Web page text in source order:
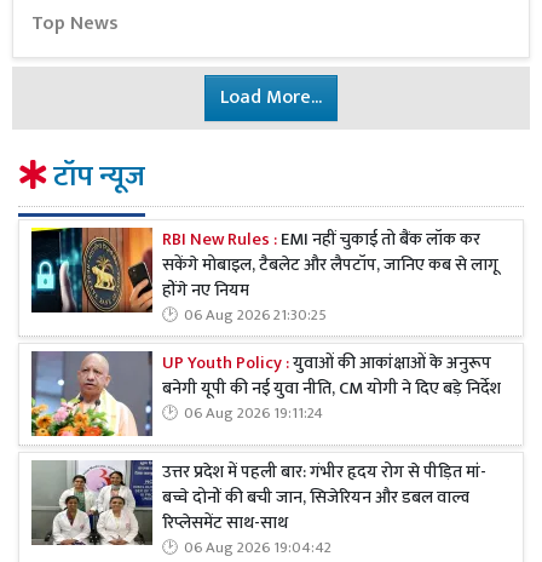
Top News
Load More...
टॉप न्यूज
RBI New Rules :EMI नहीं चुकाई तो बैंक लॉक कर
सकेंगे मोबाइल, टैबलेट और लैपटॉप, जानिए कब से लागू
होंगे नए नियम
06 Aug 2026 21:30:25
UP Youth Policy :युवाओं की आकांक्षाओं के अनुरूप
बनेगी यूपी की नई युवा नीति, CM योगी ने दिए बड़े निर्देश
06 Aug 2026 19:11:24
उत्तर प्रदेश में पहली बार: गंभीर हृदय रोग से पीड़ित मां-
बच्चे दोनों की बची जान, सिजेरियन और डबल वाल्व
रिप्लेसमेंट साथ-साथ
06 Aug 2026 19:04:42